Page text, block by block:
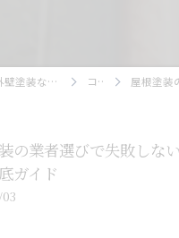
大阪の外壁塗装ならエンタープライズ コラム 屋根塗装の業者選
の業者選びで失敗しな
ガイド